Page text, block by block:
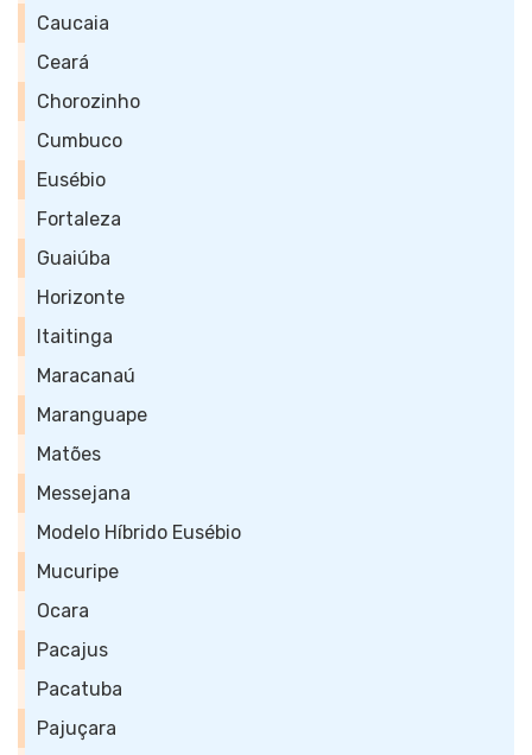
Caucaia
Ceará
Chorozinho
Cumbuco
Eusébio
Fortaleza
Guaiúba
Horizonte
Itaitinga
Maracanaú
Maranguape
Matões
Messejana
Modelo Híbrido Eusébio
Mucuripe
Ocara
Pacajus
Pacatuba
Pajuçara